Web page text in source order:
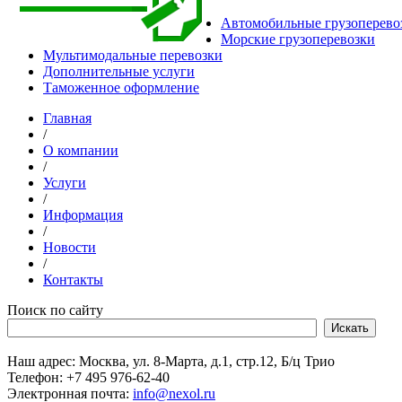
Автомобильные
Морские грузоперевозки
Мультимодальные перевозки
Дополнительные услуги
Таможенное оформление
Главная
/
О компании
/
Услуги
/
Информация
/
Новости
/
Контакты
Поиск по сайту
Наш адрес: Москва, ул. 8-Марта, д.1, стр.12, Б/ц Трио
Телефон: +7 495 976-62-40
Электронная почта: info@nexol.ru